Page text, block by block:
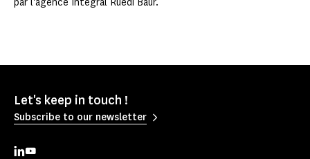
Let's keep in touch !
Subscribe to our newsletter